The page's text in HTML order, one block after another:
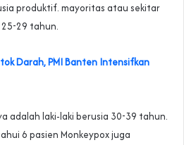
produktif. mayoritas atau sekitar
29 tahun.
Darah, PMI Banten Intensifkan
adalah laki-laki berusia 30-39 tahun.
6 pasien Monkeypox juga